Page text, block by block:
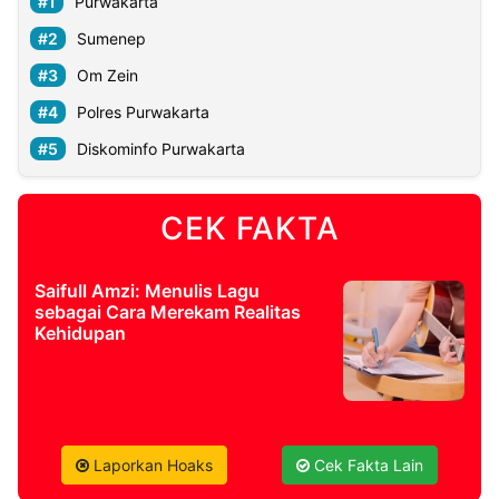
Sumenep
Om Zein
Polres Purwakarta
Diskominfo Purwakarta
CEK FAKTA
Saifull Amzi: Menulis Lagu
sebagai Cara Merekam Realitas
Kehidupan
Laporkan Hoaks Cek Fakta Lain